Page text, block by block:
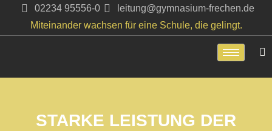
Zum
02234 95556-0
leitung@gymnasium-frechen.de
Miteinander wachsen für eine Schule, die gelingt.
STARKE LEISTUNG DER